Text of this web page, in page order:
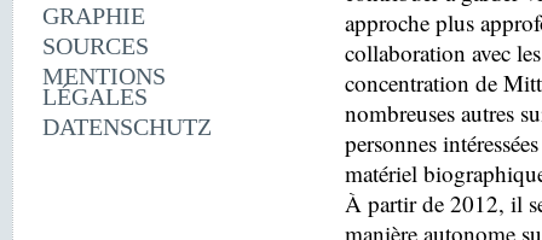
GRAPHIE
SOURCES
MENTIONS
LÉGALES
DATENSCHUTZ
approche plus
collaboration avec
concentration de
nombreuses autres
personnes
matériel
À partir de 2012, il
manière autonome